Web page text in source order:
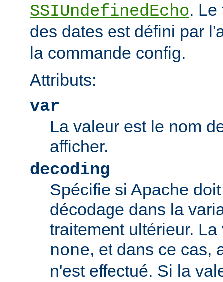
SSIUndefinedEcho. Le
des dates est défini par
la commande config.
Attributs:
var
La valeur est le nom
afficher.
decoding
Spécifie si Apache
décodage dans la
traitement ultérieur.
none, et dans ce cas,
n'est effectué. Si la